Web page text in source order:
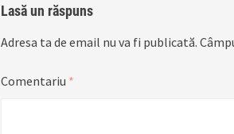
Lasă un răspuns
Adresa ta de email nu va fi publicată.
Comentariu *